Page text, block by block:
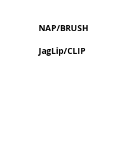
NAP/BRUSH
JagLip/CLIP